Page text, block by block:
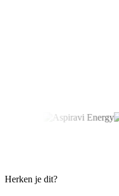
Herken je dit?